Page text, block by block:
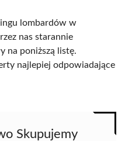
lombardów w
nas starannie
na poniższą listę.
najlepiej odpowiadające
Skupujemy